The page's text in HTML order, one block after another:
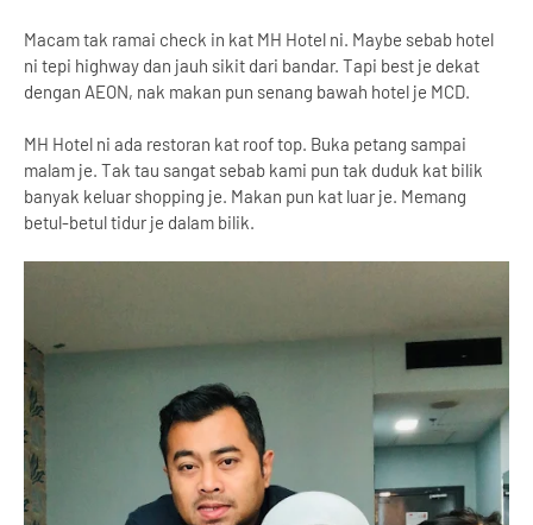
Macam tak ramai check in kat MH Hotel ni. Maybe sebab hotel
ni tepi highway dan jauh sikit dari bandar. Tapi best je dekat
dengan AEON, nak makan pun senang bawah hotel je MCD.
MH Hotel ni ada restoran kat roof top. Buka petang sampai
malam je. Tak tau sangat sebab kami pun tak duduk kat bilik
banyak keluar shopping je. Makan pun kat luar je. Memang
betul-betul tidur je dalam bilik.